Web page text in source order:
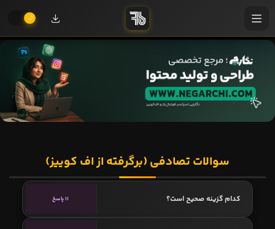
سوالات تصادفی (برگرفته از اف کوییز)
کدام گزینه صحیح است؟ 11 پاسخ